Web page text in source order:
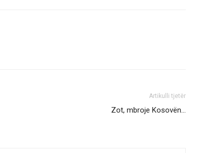
Artikulli tjetër
Zot, mbroje Kosovën…